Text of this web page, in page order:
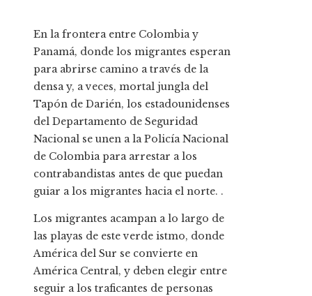
En la frontera entre Colombia y
Panamá, donde los migrantes esperan
para abrirse camino a través de la
densa y, a veces, mortal jungla del
Tapón de Darién, los estadounidenses
del Departamento de Seguridad
Nacional se unen a la Policía Nacional
de Colombia para arrestar a los
contrabandistas antes de que puedan
guiar a los migrantes hacia el norte. .
Los migrantes acampan a lo largo de
las playas de este verde istmo, donde
América del Sur se convierte en
América Central, y deben elegir entre
seguir a los traficantes de personas